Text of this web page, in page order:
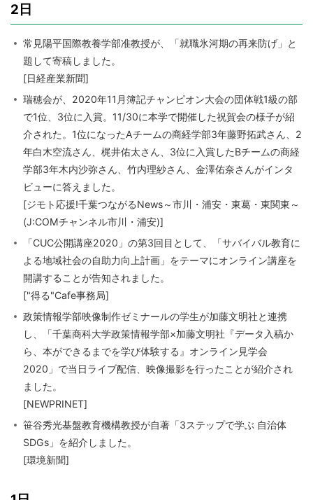
2日
常見陽平国際教養学部准教授が、「就職氷河期の再来防げ」と
題して寄稿しました。
[日経産業新聞]
瑞穂会が、2020年11月簿記チャンピオン大会の団体戦1級の部
で1位、3位に入賞。11/30に本学で開催した祝賀会の様子が紹
介された。1位になったAチームの商経学部3年藤野拓武さん、2
年白木空流さん、梶井佑太さん、3位に入賞したBチームの商経
学部3年木内沙弥さん、竹内理紗さん、金澤佑奈さんがインタ
ビューに答えました。
[ジモト応援!千葉つながるNews～市川・浦安・東葛・東関東～
(J:COMチャンネル市川・浦安)]
「CUC公開講座2020」の第3回目として、「サバイバル教育に
よる地域社会の自助力向上計画」をテーマにオンライン講座を
開講することが告知されました。
["得る"Cafe事務局]
政策情報学部映像制作ゼミナールの学生が加藤文明社と連携
し、「千葉商科大学政策情報学部×加藤文明社『データ入稿か
ら、本ができるまでを学び体験する』オンライン見学会
2020」で当日ライブ配信、映像撮影を行ったことが紹介され
ました。
[NEWPRINET]
笹谷秀光基盤教育機構教授が自著「3ステップで学ぶ 自治体
SDGs」を紹介しました。
[環境新聞]